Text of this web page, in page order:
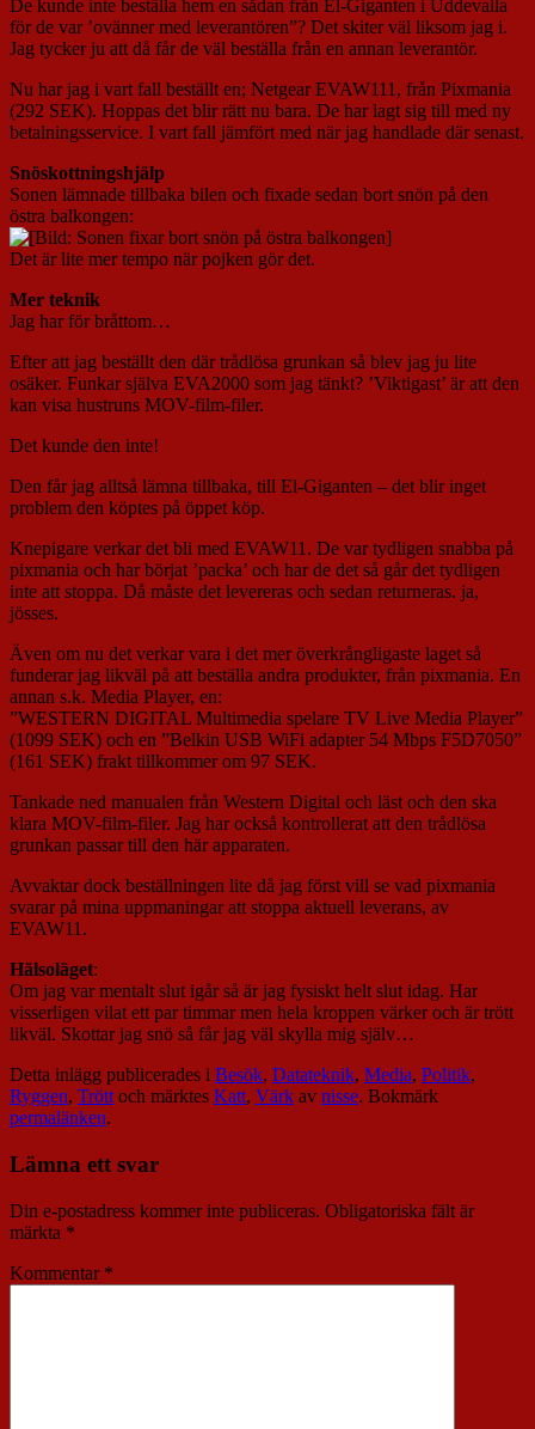
De kunde inte beställa hem en sådan från El-Giganten i Uddevalla
för de var ’ovänner med leverantören”? Det skiter väl liksom jag i.
Jag tycker ju att då får de väl beställa från en annan leverantör.
Nu har jag i vart fall beställt en; Netgear EVAW111, från Pixmania
(292 SEK). Hoppas det blir rätt nu bara. De har lagt sig till med ny
betalningsservice. I vart fall jämfört med när jag handlade där senast.
Snöskottningshjälp
Sonen lämnade tillbaka bilen och fixade sedan bort snön på den
östra balkongen:
Det är lite mer tempo när pojken gör det.
Mer teknik
Jag har för bråttom…
Efter att jag beställt den där trådlösa grunkan så blev jag ju lite
osäker. Funkar själva EVA2000 som jag tänkt? ’Viktigast’ är att den
kan visa hustruns MOV-film-filer.
Det kunde den inte!
Den får jag alltså lämna tillbaka, till El-Giganten – det blir inget
problem den köptes på öppet köp.
Knepigare verkar det bli med EVAW11. De var tydligen snabba på
pixmania och har börjat ’packa’ och har de det så går det tydligen
inte att stoppa. Då måste det levereras och sedan returneras. ja,
jösses.
Även om nu det verkar vara i det mer överkrångligaste laget så
funderar jag likväl på att beställa andra produkter, från pixmania. En
annan s.k. Media Player, en:
”WESTERN DIGITAL Multimedia spelare TV Live Media Player”
(1099 SEK) och en ”Belkin USB WiFi adapter 54 Mbps F5D7050”
(161 SEK) frakt tillkommer om 97 SEK.
Tankade ned manualen från Western Digital och läst och den ska
klara MOV-film-filer. Jag har också kontrollerat att den trådlösa
grunkan passar till den här apparaten.
Avvaktar dock beställningen lite då jag först vill se vad pixmania
svarar på mina uppmaningar att stoppa aktuell leverans, av
EVAW11.
Hälsoläget:
Om jag var mentalt slut igår så är jag fysiskt helt slut idag. Har
visserligen vilat ett par timmar men hela kroppen värker och är trött
likväl. Skottar jag snö så får jag väl skylla mig själv…
Detta inlägg publicerades i Besök, Datateknik, Media, Politik,
Ryggen, Tröttoch märktes Katt, Värk av nisse. Bokmärk
permalänken.
Lämna ett svar
Din e-postadress kommer inte publiceras. Obligatoriska fält är
märkta *
Kommentar *